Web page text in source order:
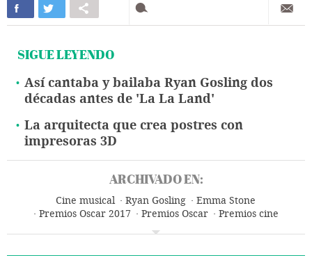
SIGUE LEYENDO
Así cantaba y bailaba Ryan Gosling dos
décadas antes de 'La La Land'
La arquitecta que crea postres con
impresoras 3D
ARCHIVADO EN:
Cine musical Ryan Gosling
Emma Stone
Premios Oscar 2017
Premios Oscar
Premios cine